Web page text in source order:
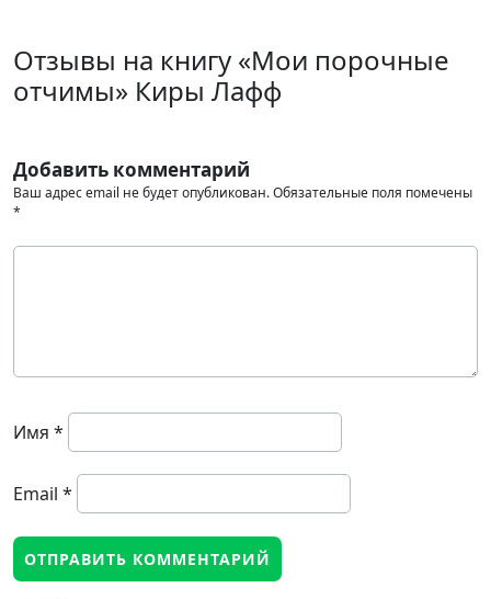
Отзывы на книгу «Мои порочные
отчимы» Киры Лафф
Добавить комментарий
Ваш адрес email не будет опубликован.Обязательные поля помечены
*
Имя *
Email *